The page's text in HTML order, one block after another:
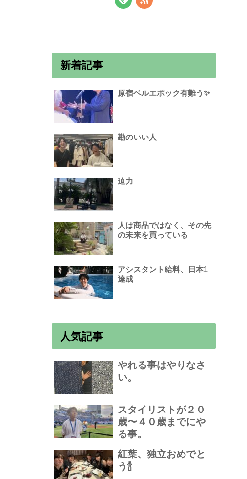
新着記事
原宿ベルエポック有難う✨
勘のいい人
迫力
人は商品ではなく、その先
の未来を買っている
アシスタント給料、日本1
達成
人気記事
やれる事はやりなさ
い。
スタイリストが２０
歳〜４０歳までにや
る事。
紅葉、独立おめでと
う🍾